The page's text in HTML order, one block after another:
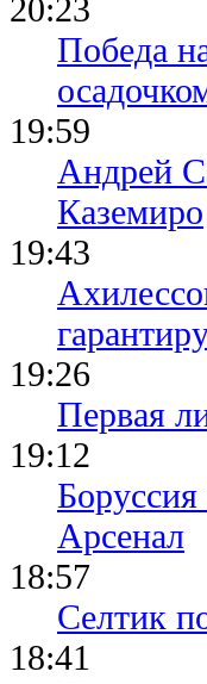
20:23
Победа
19:59
Андрей
Каземиро
19:43
19:26
Первая
19:12
Арсенал
18:57
Селтик
18:41